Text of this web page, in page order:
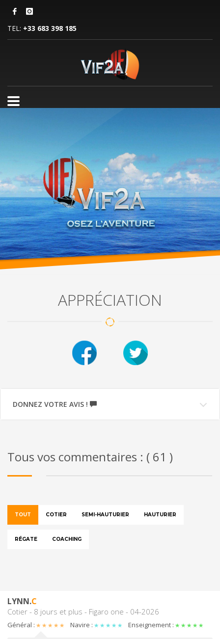
TEL: +33 683 398 185
APPRÉCIATION
DONNEZ VOTRE AVIS !
Tous vos commentaires : ( 61 )
TOUT COTIER SEMI-HAUTURIER HAUTURIER
RÉGATE COACHING
LYNN.C
Cotier - 8 jours et plus - Figaro one - 04-2026
Général : Navire : Enseignement :